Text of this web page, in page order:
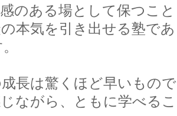
のある場として保つこと
本気を引き出せる塾であ
長は驚くほど早いもので
ながら、ともに学べるこ